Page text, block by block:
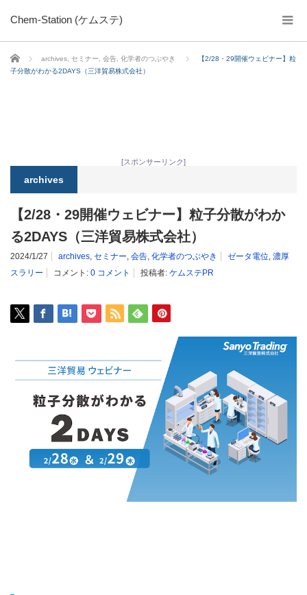
Chem-Station (ケムステ)
ホーム archives セミナー 会告 化学者のつぶやき
【2/28・29開催ウェビナー】粒
子分散がわかる2DAYS（三洋貿易株式会社）
[スポンサーリンク]
archives
【2/28・29開催ウェビナー】粒子分散がわか
る2DAYS（三洋貿易株式会社）
2024/1/27 archives, セミナー, 会告, 化学者のつぶやき ゼータ電位, 濃厚
スラリー
コメント: 0 コメント 投稿者: ケムステPR